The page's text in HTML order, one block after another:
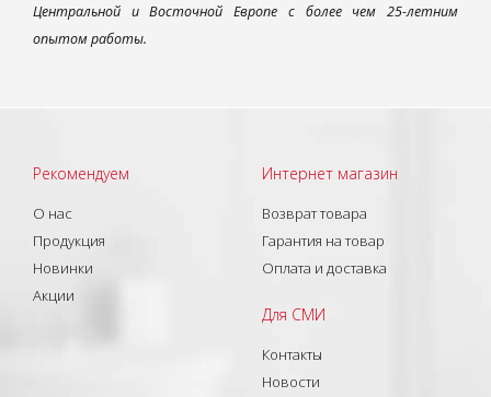
Центральной и Восточной Европе с более чем 25-летним
опытом работы.
Рекомендуем
О нас
Продукция
Новинки
Акции
Интернет магазин
Возврат товара
Гарантия на товар
Оплата и доставка
Для СМИ
Контакты
Новости